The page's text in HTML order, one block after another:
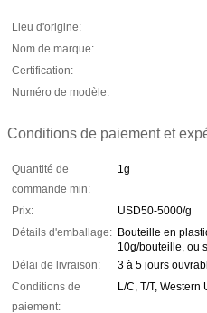
Lieu d'origine:
Nom de marque:
Certification:
Numéro de modèle:
Conditions de paiement et
Quantité de
commande min:
1g
Prix:
USD50-5000/g
Détails d'emballage: Bouteille en
10g/bouteille, ou
Délai de livraison:
3 à 5 jours
Conditions de
paiement:
L/C, T/T, Western